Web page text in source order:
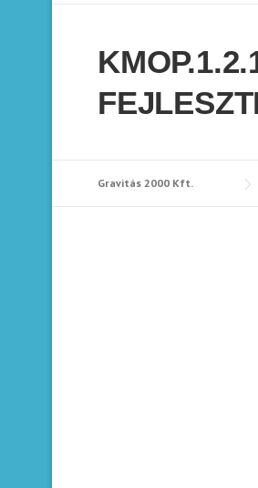
Gravitás 2000 Kft.